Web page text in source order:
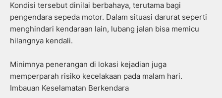
Kondisi tersebut dinilai berbahaya, terutama bagi
pengendara sepeda motor. Dalam situasi darurat seperti
menghindari kendaraan lain, lubang jalan bisa memicu
hilangnya kendali.
Minimnya penerangan di lokasi kejadian juga
memperparah risiko kecelakaan pada malam hari.
Imbauan Keselamatan Berkendara